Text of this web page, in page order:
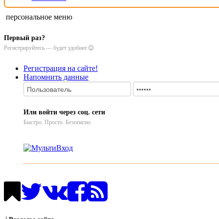
персональное меню
Первый раз?
Регистрируйтесь — будет удобнее
Регистрация на сайте!
Напомнить данные
Или войти через соц. сети
Быстро. Просто. Безопасно.